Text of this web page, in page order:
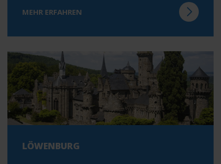
MEHR ERFAHREN
LÖWENBURG